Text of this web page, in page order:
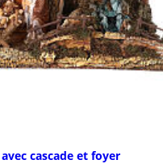
cascade et foyer